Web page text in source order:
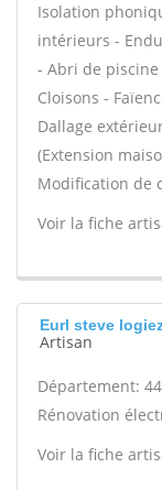
Isolation
intérieurs -
- Abri de piscine
Cloisons -
Dallage
(Extension
Modification de
Voir la fiche
Eurl steve
Artisan
Département: 44
Rénovation
Voir la fiche